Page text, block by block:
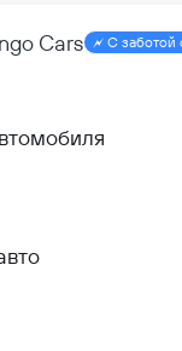
Cars С заботой